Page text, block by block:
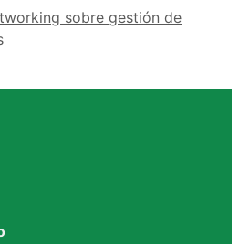
sobre gestión de